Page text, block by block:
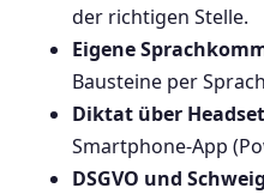
der richtigen Stelle.
Eigene
Bausteine per
Diktat über
Smartphone-App
DSGVO und